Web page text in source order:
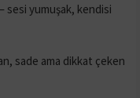
sesi yumuşak, kendisi
sade ama dikkat çeken